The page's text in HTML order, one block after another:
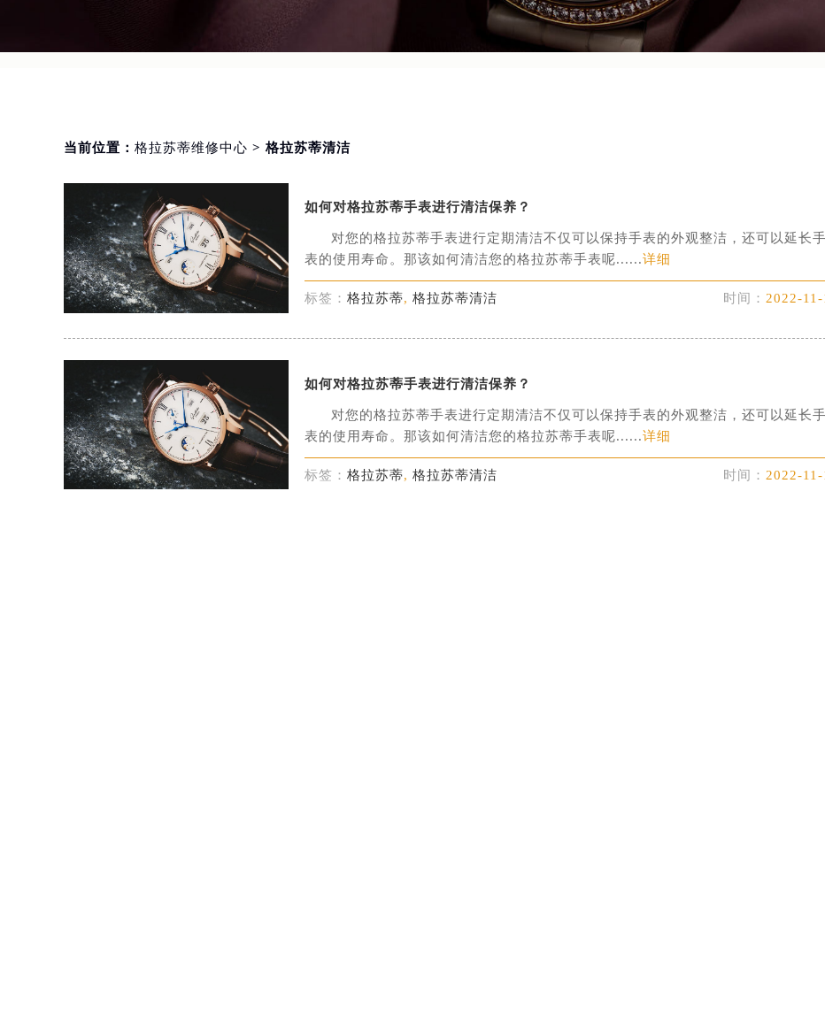
当前位置： 格拉苏蒂维修中心 > 格拉苏蒂清洁
如何对格拉苏蒂手表进行清洁保养？
对您的格拉苏蒂手表进行定期清洁不仅可以保持手表的外观整洁，还可以延长手
表的使用寿命。那该如何清洁您的格拉苏蒂手表呢......详细
标签： 格拉苏蒂, 格拉苏蒂清洁 时间： 2022-11-
如何对格拉苏蒂手表进行清洁保养？
对您的格拉苏蒂手表进行定期清洁不仅可以保持手表的外观整洁，还可以延长手
表的使用寿命。那该如何清洁您的格拉苏蒂手表呢......详细
标签： 格拉苏蒂, 格拉苏蒂清洁 时间： 2022-11-